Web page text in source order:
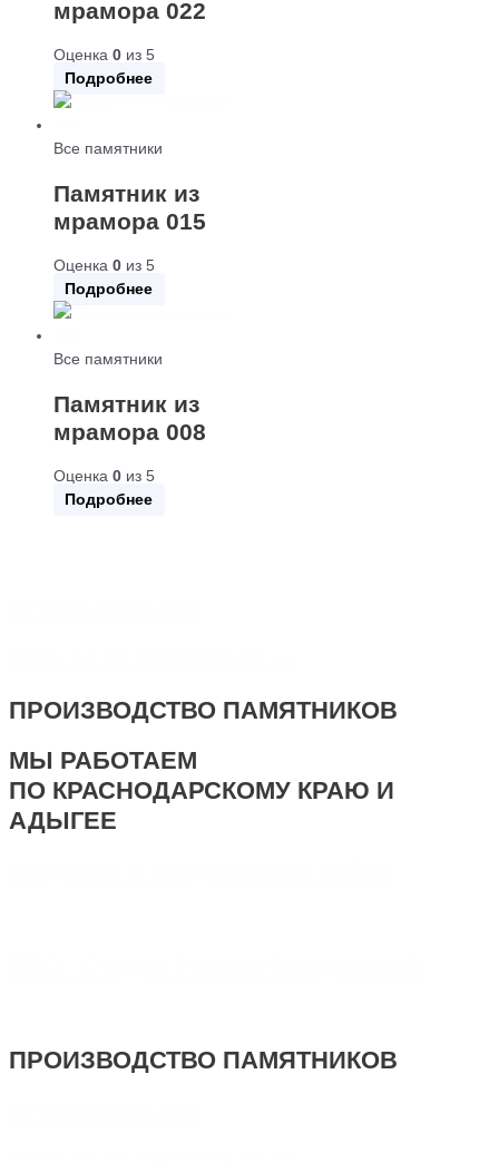
мрамора 022
Оценка 0 из 5
Подробнее
Все памятники
Памятник из
мрамора 015
Оценка 0 из 5
Подробнее
Все памятники
Памятник из
мрамора 008
Оценка 0 из 5
Подробнее
ПРОИЗВОДСТВО ПАМЯТНИКОВ
МЫ РАБОТАЕМ
ПО КРАСНОДАРСКОМУ КРАЮ И
АДЫГЕЕ
ПРОИЗВОДСТВО ПАМЯТНИКОВ